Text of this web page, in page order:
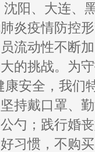
阳、大连、
炎疫情防控
流动性不断
的挑战。为
康安全，我们
持戴口罩、
勺；践行婚
习惯，不购